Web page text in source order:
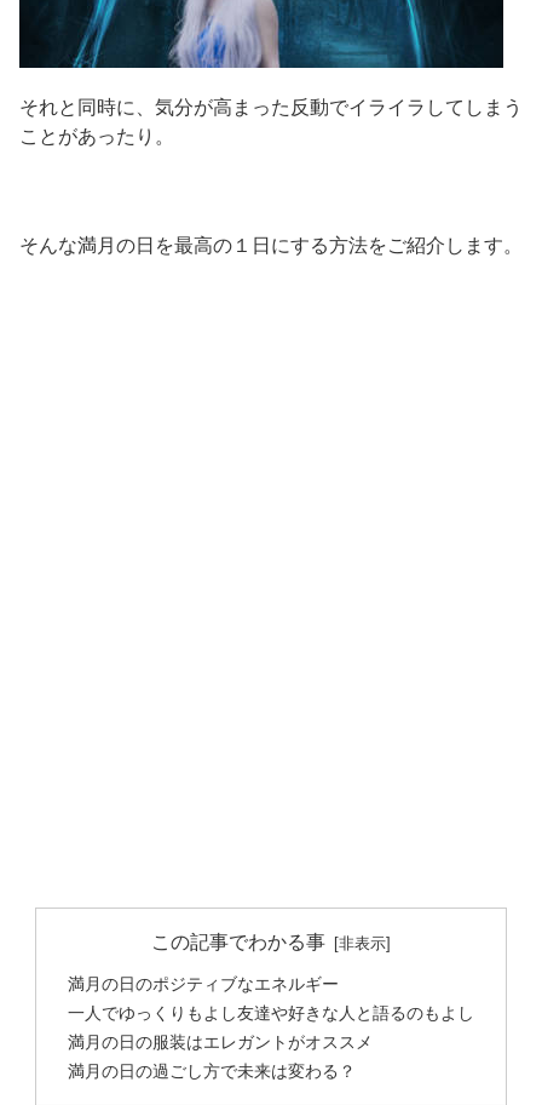
それと同時に、気分が高まった反動でイライラしてしまう
ことがあったり。
そんな満月の日を最高の１日にする方法をご紹介します。
この記事でわかる事
満月の日のポジティブなエネルギー
一人でゆっくりもよし友達や好きな人と語るのもよし
満月の日の服装はエレガントがオススメ
満月の日の過ごし方で未来は変わる？